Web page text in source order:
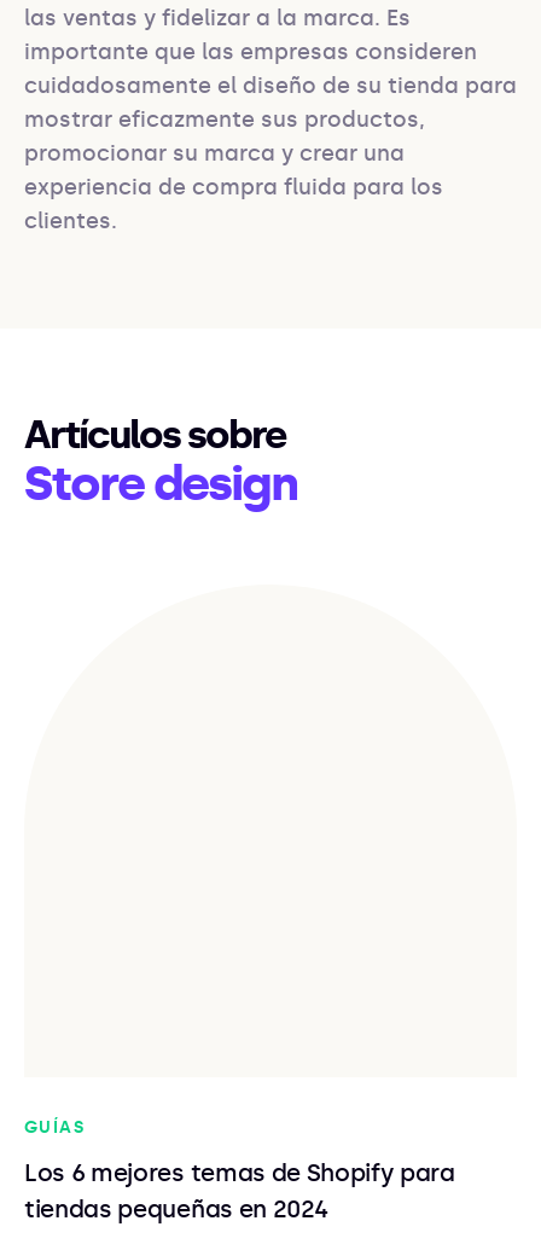
las ventas y fidelizar a la marca. Es
importante que las empresas consideren
cuidadosamente el diseño de su tienda para
mostrar eficazmente sus productos,
promocionar su marca y crear una
experiencia de compra fluida para los
clientes.
Artículos sobre
Store design
GUÍAS
Los 6 mejores temas de Shopify para
tiendas pequeñas en 2024